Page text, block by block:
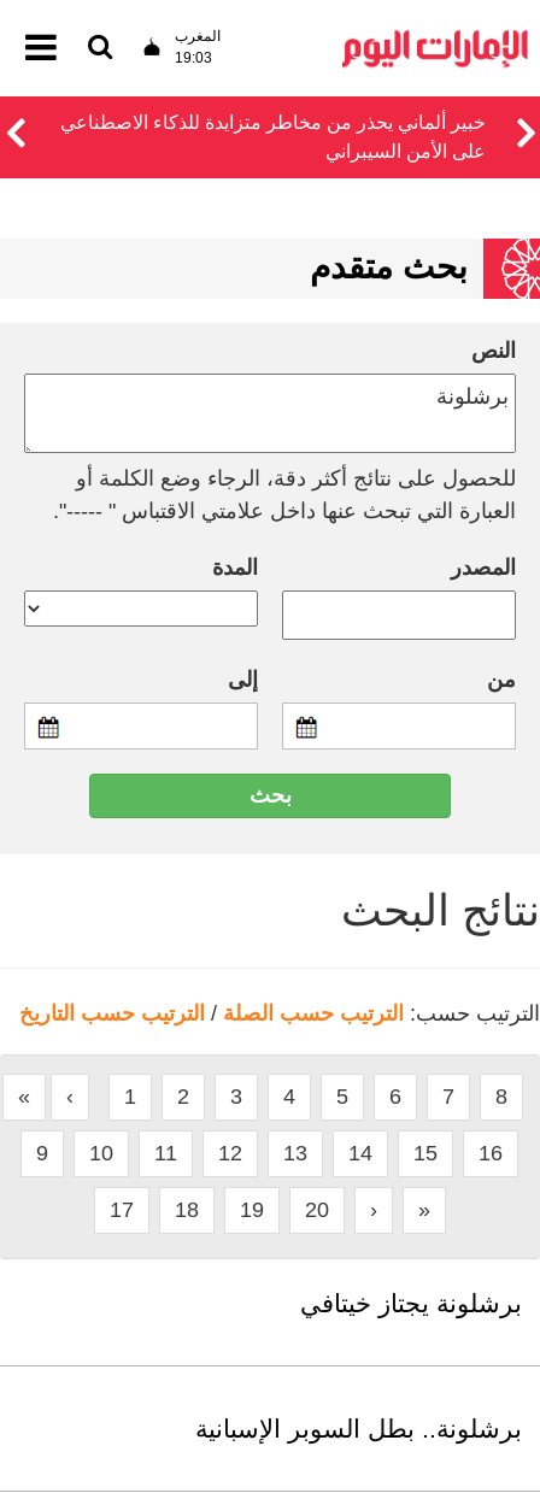
المغرب
19:03
خبير ألماني يحذر من مخاطر متزايدة للذكاء الاصطناعي
على الأمن السيبراني
بحث متقدم
النص
للحصول على نتائج أكثر دقة، الرجاء وضع الكلمة أو
العبارة التي تبحث عنها داخل علامتي الاقتباس " -----".
المصدر المدة
من إلى
نتائج البحث
الترتيب حسب: الترتيب حسب الصلة / الترتيب حسب التاريخ
« ‹ 1 2 3 4 5 6 7 8
9 10 11 12 13 14 15 16
17 18 19 20 › »
برشلونة يجتاز خيتافي
برشلونة.. بطل السوبر الإسبانية